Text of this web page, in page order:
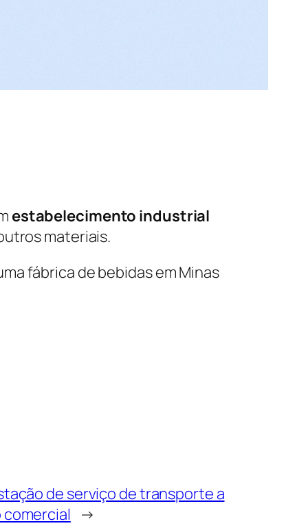
estabelecimento industrial
materiais.
fábrica de bebidas em Minas
de serviço de transporte a
→